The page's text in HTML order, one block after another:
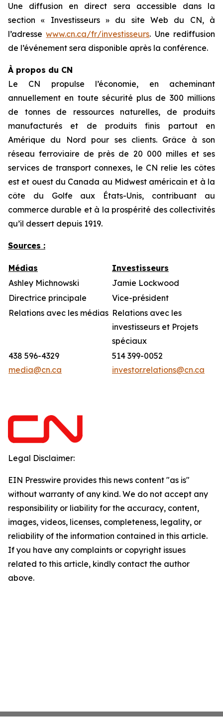
Une diffusion en direct sera accessible dans la
section « Investisseurs » du site Web du CN, à
l’adressewww.cn.ca/fr/investisseurs. Une rediffusion
de l’événement sera disponible après la conférence.
À propos du CN
Le CN propulse l’économie, en acheminant
annuellement en toute sécurité plus de 300 millions
de tonnes de ressources naturelles, de produits
manufacturés et de produits finis partout en
Amérique du Nord pour ses clients. Grâce à son
réseau ferroviaire de près de 20 000 milles et ses
services de transport connexes, le CN relie les côtes
est et ouest du Canada au Midwest américain et à la
côte du Golfe aux États-Unis, contribuant au
commerce durable et à la prospérité des collectivités
qu’il dessert depuis 1919.
Sources :
Médias
Investisseurs
Ashley Michnowski
Jamie Lockwood
Directrice principale
Vice-président
Relations avec les médias Relations avec les
investisseurs et Projets
spéciaux
438 596-4329
media@cn.ca
514 399-0052
investor.relations@cn.ca
Legal Disclaimer:
EIN Presswire provides this news content "as is"
without warranty of any kind. We do not accept any
responsibility or liability for the accuracy, content,
images, videos, licenses, completeness, legality, or
reliability of the information contained in this article.
If you have any complaints or copyright issues
related to this article, kindly contact the author
above.